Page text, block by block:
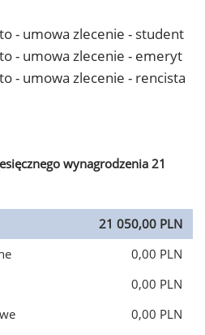
- umowa zlecenie - student
- umowa zlecenie - emeryt
- umowa zlecenie - rencista
wynagrodzenia 21
21 050,00 PLN
0,00 PLN
0,00 PLN
0,00 PLN